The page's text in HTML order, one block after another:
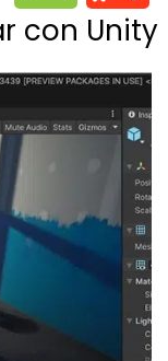
con Unity